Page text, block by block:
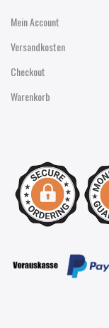
Mein Account
Versandkosten
Checkout
Warenkorb